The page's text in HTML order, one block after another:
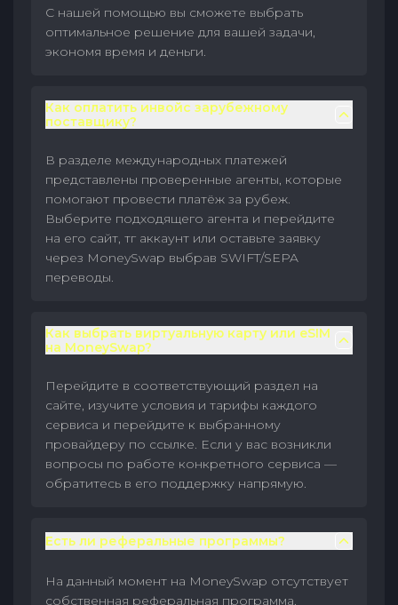
С нашей помощью вы сможете выбрать
оптимальное решение для вашей задачи,
экономя время и деньги.
Как оплатить инвойс зарубежному
поставщику?
В разделе международных платежей
представлены проверенные агенты, которые
помогают провести платёж за рубеж.
Выберите подходящего агента и перейдите
на его сайт, тг аккаунт или оставьте заявку
через MoneySwap выбрав SWIFT/SEPA
переводы.
Как выбрать виртуальную карту или eSIM
на MoneySwap?
Перейдите в соответствующий раздел на
сайте, изучите условия и тарифы каждого
сервиса и перейдите к выбранному
провайдеру по ссылке. Если у вас возникли
вопросы по работе конкретного сервиса —
обратитесь в его поддержку напрямую.
Есть ли реферальные программы?
На данный момент на MoneySwap отсутствует
собственная реферальная программа.